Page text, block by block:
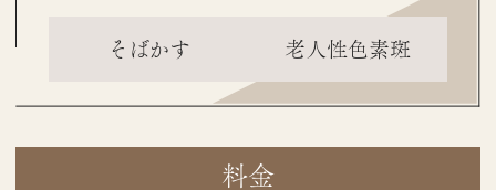
そばかす 老人性色素斑
料金